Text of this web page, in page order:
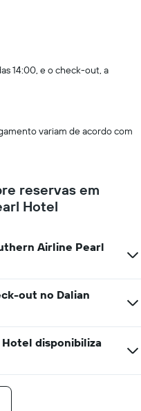
14:00, e o check-out, a
variam de acordo com
reservas em
Hotel
Airline Pearl
out no Dalian
disponibiliza